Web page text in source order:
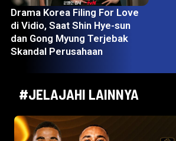
Seo In-guk Jadi Perwujudan
Dewa Kehancuran yang Jatuh
Cinta di Doom at Your Service
#JELAJAHI LAINNYA